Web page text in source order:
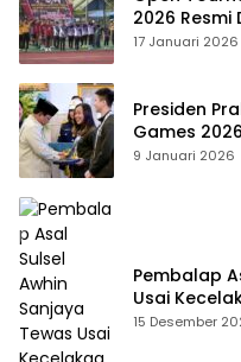
2026
17 Januari 2026
Presiden
Games
Kembali ke
9 Januari 2026
Pembalap
Usai
15 Desember